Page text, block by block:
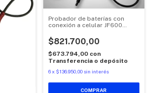
Probador de baterías con
conexión a celular JF600
$821.700,00
$673.794,00 con
Transferencia o depósito
6 x $136.950,00 sin interés